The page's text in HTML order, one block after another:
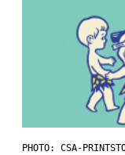
PHOTO: CSA-